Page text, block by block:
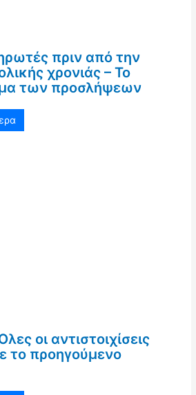
πριν από την
χρονιάς – Το
των προσλήψεων
οι αντιστοιχίσεις
το προηγούμενο